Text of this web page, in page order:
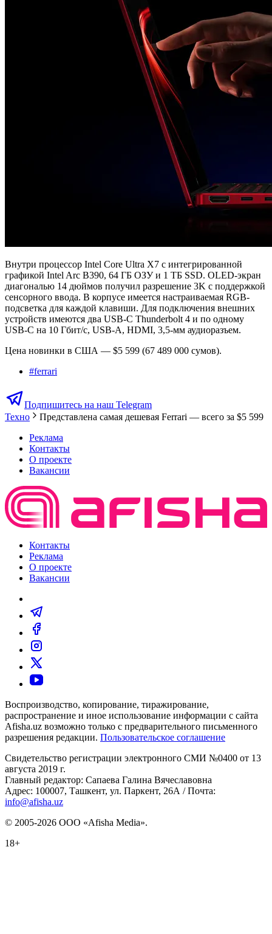
Внутри процессор Intel Core Ultra X7 с интегрированной
графикой Intel Arc B390, 64 ГБ ОЗУ и 1 ТБ SSD. OLED-экран
диагональю 14 дюймов получил разрешение 3K с поддержкой
сенсорного ввода. В корпусе имеется настраиваемая RGB-
подсветка для каждой клавиши. Для подключения внешних
устройств имеются два USB-C Thunderbolt 4 и по одному
USB-C на 10 Гбит/с, USB-A, HDMI, 3,5-мм аудиоразъем.
Цена новинки в США — $5 599 (67 489 000 сумов).
#ferrari
Подпишитесь на наш Telegram
Техно
Представлена самая дешевая Ferrari — всего за $5 599
Реклама
Контакты
О проекте
Вакансии
Контакты
Реклама
О проекте
Вакансии
Воспроизводство, копирование, тиражирование,
распространение и иное использование информации с сайта
Afisha.uz возможно только с предварительного письменного
разрешения редакции. Пользовательское соглашение
Свидетельство регистрации электронного СМИ №0400 от 13
августа 2019 г.
Главный редактор: Сапаева Галина Вячеславовна
Адрес: 100007, Ташкент, ул. Паркент, 26А / Почта:
info@afisha.uz
© 2005-2026 ООО «Afisha Media».
18+